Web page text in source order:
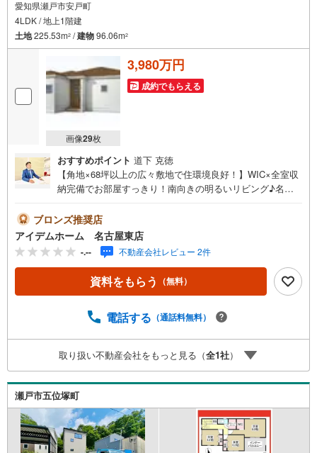
愛知県瀬戸市安戸町
4LDK / 地上1階建
土地225.53m2 /建物96.06m2
画像29枚
3,980万円
成約でもらえる
おすすめポイント 道下 克徳
【角地×68坪以上の広々敷地で住環境良好！】WIC×全室収
納完備でお部屋すっきり！南向きの明るいリビング♪名鉄
問い合わせお待ちしております☆ ＼瀬戸市安戸町の平屋☆
限定1邸/当日のご来店・ご見学、大歓迎♪【安心】耐震等級
3取得【品質】設計住宅性能評価書、建設住宅性能評価書
【充実】駐車2台、WIC、浴室換気乾燥機、浄水器、パント
リー■名鉄瀬戸線「瀬戸市役所前」駅 徒歩9分（約680m）■
にじの丘小学校:徒歩31分（約2460m）■にじの丘中学校:徒
も営業しております！*今から見たい！聞きたい！にスピー
買い替えの方など資金計画でご不安な方もおまかせくださ
い！弊社HPにて物件のルームツアーMOVIEを公開中!!写真
だけでは伝わらない物件の魅力をたっぷりご紹介しており
ます♪さらに店内には豊富な物件資料や発売予定物件等ご
ざいます☆
ブロンズ推奨店
アイデムホーム 名古屋東店
-.-- 不動産会社レビュー 2件
資料をもらう （無料）
電話する （通話料無料）
取り扱い不動産会社をもっと見る（全1社）
瀬戸市五位塚町